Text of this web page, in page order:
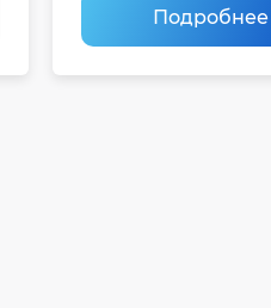
Подробнее